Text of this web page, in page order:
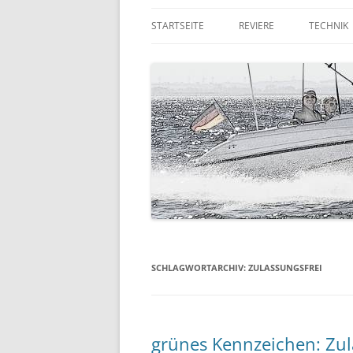
STARTSEITE REVIERE
DER NIEDERRHEIN
KORFU
TECHNIK
TRAILER
GPS &
SCHLAGWORTARCHIV: ZULASSUNGSFREI
grünes Kennzeichen: